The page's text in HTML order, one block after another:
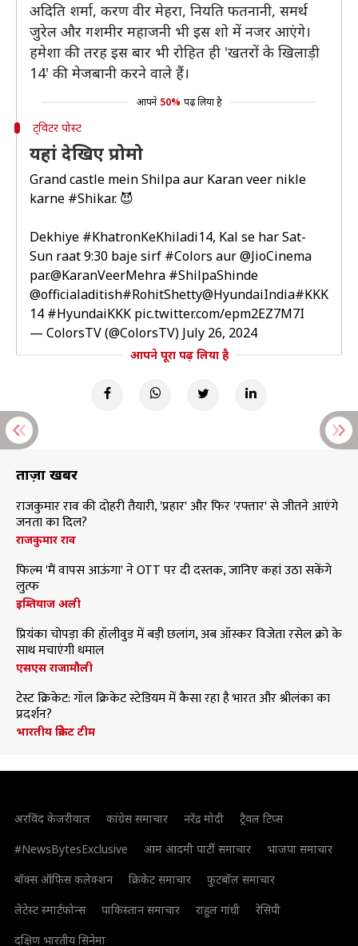
अदिति शर्मा, करण वीर मेहरा, नियति फतनानी, समर्थ
जुरेल और गशमीर महाजनी भी इस शो में नजर आएंगे।
हमेशा की तरह इस बार भी रोहित ही 'खतरों के खिलाड़ी
14' की मेजबानी करने वाले हैं।
आपने 50% पढ़ लिया है
ट्विटर पोस्ट
यहां देखिए प्रोमो
Grand castle mein Shilpa aur Karan veer nikle
karne #Shikar. 😈
Dekhiye #KhatronKeKhiladi14, Kal se har Sat-
Sun raat 9:30 baje sirf #Colors aur@JioCinema
par.@KaranVeerMehra #ShilpaShinde
@officialaditish#RohitShetty@HyundaiIndia#KKK
14 #HyundaiKKK pic.twitter.com/epm2EZ7M7I
— ColorsTV (@ColorsTV) July 26, 2024
आपने पूरा पढ़ लिया है
ताज़ा खबरें
राजकुमार राव की दोहरी तैयारी, 'प्रहार' और फिर 'रफ्तार' से जीतने आएंगे
जनता का दिल?
राजकुमार राव
फिल्म 'मैं वापस आऊंगा' ने OTT पर दी दस्तक, जानिए कहां उठा सकेंगे
लुत्फ
इम्तियाज अली
प्रियंका चोपड़ा की हॉलीवुड में बड़ी छलांग, अब ऑस्कर विजेता रसेल क्रो के
साथ मचाएंगी धमाल
एसएस राजामौली
टेस्ट क्रिकेट: गॉल क्रिकेट स्टेडियम में कैसा रहा है भारत और श्रीलंका का
प्रदर्शन?
भारतीय क्रिकेट टीम
अरविंद केजरीवाल कांग्रेस समाचार नरेंद्र मोदी
ट्रैवल टिप्स
#NewsBytesExclusive
आम आदमी पार्टी समाचार
भाजपा समाचार
बॉक्स ऑफिस कलेक्शन
क्रिकेट समाचार
फुटबॉल समाचार
लेटेस्ट स्मार्टफोन्स
पाकिस्तान समाचार राहुल गांधी
रेसिपी
दक्षिण भारतीय सिनेमा